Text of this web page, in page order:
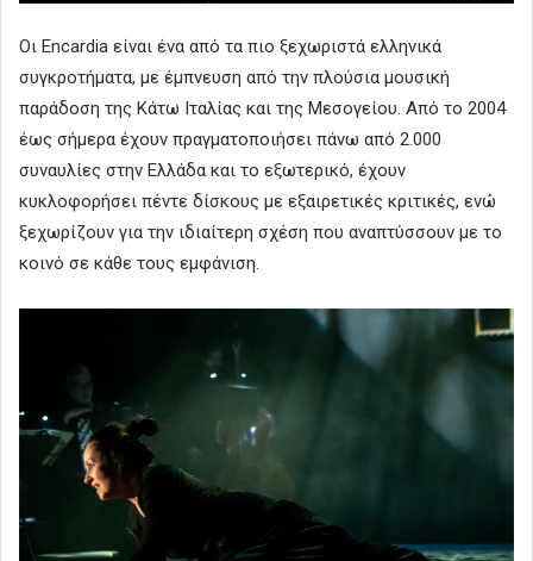
Οι Encardia είναι ένα από τα πιο ξεχωριστά ελληνικά
συγκροτήματα, με έμπνευση από την πλούσια μουσική
παράδοση της Κάτω Ιταλίας και της Μεσογείου. Από το 2004
έως σήμερα έχουν πραγματοποιήσει πάνω από 2.000
συναυλίες στην Ελλάδα και το εξωτερικό, έχουν
κυκλοφορήσει πέντε δίσκους με εξαιρετικές κριτικές, ενώ
ξεχωρίζουν για την ιδιαίτερη σχέση που αναπτύσσουν με το
κοινό σε κάθε τους εμφάνιση.